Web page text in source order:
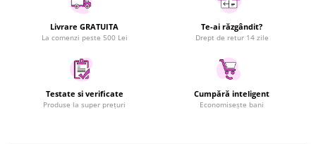
Accesorii si piese masini spalat
Aparate Frigorifice
Aparate Racire Aer
Aragaze si cuptoare cu microunde
Climatizare & sisteme de incalzire
Livrare GRATUITA
La comenzi peste 500 Lei
Te-ai răzgândit?
Drept de retur 14 zile
Testate si verificate
Produse la super prețuri
Cumpără inteligent
Economisește bani